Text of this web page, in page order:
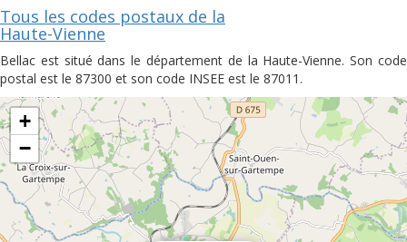
Tous les codes postaux de la
Haute-Vienne
Bellac est situé dans le département de la Haute-Vienne. Son code
postal est le 87300 et son code INSEE est le 87011.
+
−